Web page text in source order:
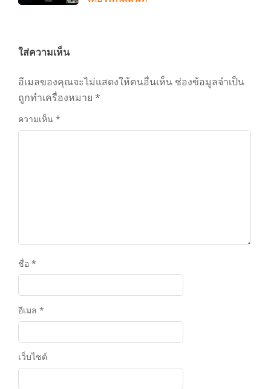
ใส่ความเห็น
อีเมลของคุณจะไม่แสดงให้คนอื่นเห็น ช่องข้อมูลจำเป็น
ถูกทำเครื่องหมาย *
ความเห็น *
ชื่อ *
อีเมล *
เว็บไซต์